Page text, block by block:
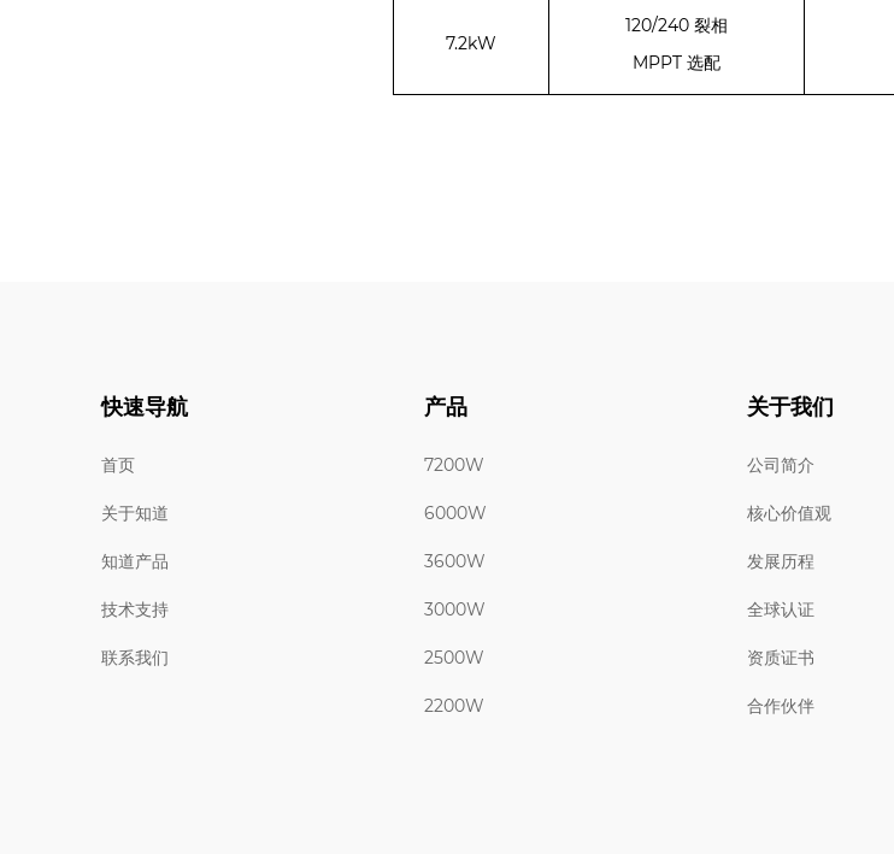
7.2kW
120/240裂相
MPPT选配
快速导航
首页
关于知道
知道产品
技术支持
联系我们
产品
7200W
6000W
3600W
3000W
2500W
2200W
关于我们
公司简介
核心价值观
发展历程
全球认证
资质证书
合作伙伴